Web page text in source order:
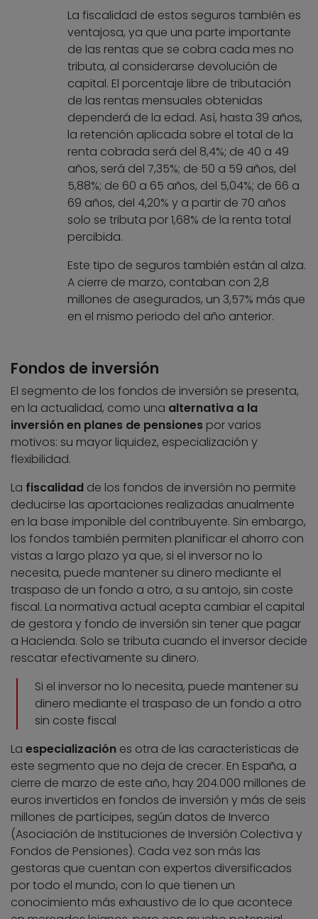
La fiscalidad de estos seguros también es
ventajosa, ya que una parte importante
de las rentas que se cobra cada mes no
tributa, al considerarse devolución de
capital. El porcentaje libre de tributación
de las rentas mensuales obtenidas
dependerá de la edad. Así, hasta 39 años,
la retención aplicada sobre el total de la
renta cobrada será del 8,4%; de 40 a 49
años, será del 7,35%; de 50 a 59 años, del
5,88%; de 60 a 65 años, del 5,04%; de 66 a
69 años, del 4,20% y a partir de 70 años
solo se tributa por 1,68% de la renta total
percibida.
Este tipo de seguros también están al alza.
A cierre de marzo, contaban con 2,8
millones de asegurados, un 3,57% más que
en el mismo periodo del año anterior.
Fondos de inversión
El segmento de los fondos de inversión se presenta,
en la actualidad, como una alternativa a la
inversión en planes de pensiones por varios
motivos: su mayor liquidez, especialización y
flexibilidad.
La fiscalidad de los fondos de inversión no permite
deducirse las aportaciones realizadas anualmente
en la base imponible del contribuyente. Sin embargo,
los fondos también permiten planificar el ahorro con
vistas a largo plazo ya que, si el inversor no lo
necesita, puede mantener su dinero mediante el
traspaso de un fondo a otro, a su antojo, sin coste
fiscal. La normativa actual acepta cambiar el capital
de gestora y fondo de inversión sin tener que pagar
a Hacienda. Solo se tributa cuando el inversor decide
rescatar efectivamente su dinero.
Si el inversor no lo necesita, puede mantener su
dinero mediante el traspaso de un fondo a otro
sin coste fiscal
La especialización es otra de las características de
este segmento que no deja de crecer. En España, a
cierre de marzo de este año, hay 204.000 millones de
euros invertidos en fondos de inversión y más de seis
millones de partícipes, según datos de Inverco
(Asociación de Instituciones de Inversión Colectiva y
Fondos de Pensiones). Cada vez son más las
gestoras que cuentan con expertos diversificados
por todo el mundo, con lo que tienen un
conocimiento más exhaustivo de lo que acontece